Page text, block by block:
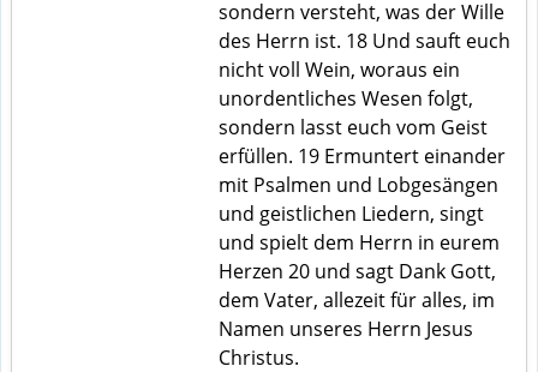
sondern versteht, was der Wille
des Herrn ist. 18 Und sauft euch
nicht voll Wein, woraus ein
unordentliches Wesen folgt,
sondern lasst euch vom Geist
erfüllen. 19 Ermuntert einander
mit Psalmen und Lobgesängen
und geistlichen Liedern, singt
und spielt dem Herrn in eurem
Herzen 20 und sagt Dank Gott,
dem Vater, allezeit für alles, im
Namen unseres Herrn Jesus
Christus.